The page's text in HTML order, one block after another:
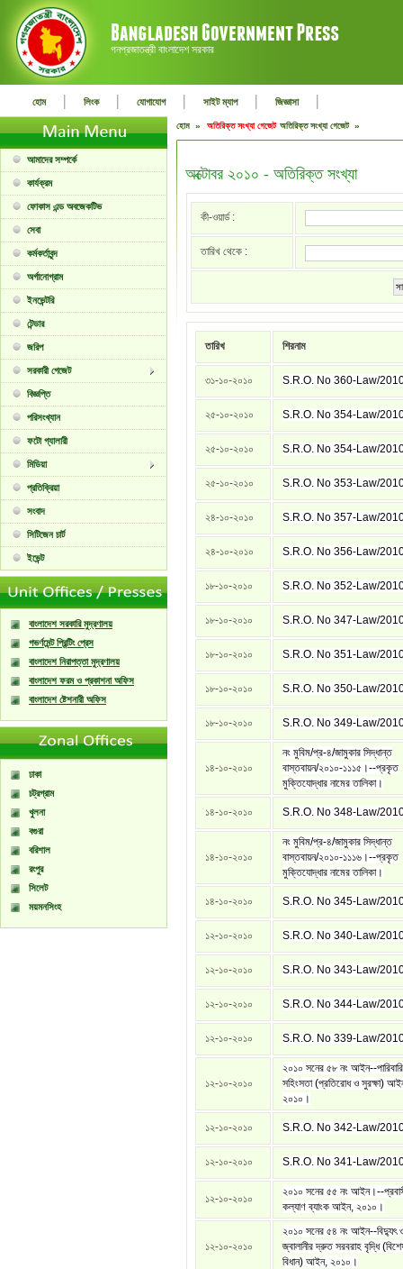
গনপ্রজাতন্ত্রী বাংলাদেশ সরকার
হোম | লিংক | যোগাযোগ | সাইট ম্যাপ | জিজ্ঞাসা |
আমাদের সম্পর্কে
কার্যক্রম
ফোকাস এন্ড অবজেকটিভ
সেবা
কর্মকর্তাবৃন্দ
অর্গানোগ্রাম
ইনভেন্টরি
টেন্ডার
জরিপ
সরকারী গেজেট
বিজ্ঞপ্তি
পরিসংখ্যান
ফটো গ্যালারী
মিডিয়া
প্রতিক্রিয়া
সংবাদ
সিটিজেন চার্ট
ইভেন্ট
বাংলাদেশ সরকারি মুদ্রণালয়
গভর্ণমেন্ট প্রিন্টিং প্রেস
বাংলাদেশ নিরাপত্তা মুদ্রণালয়
বাংলাদেশ ফরম ও প্রকাশনা অফিস
বাংলাদেশ ষ্টেশনারী অফিস
ঢাকা
চট্রগ্রাম
খুলনা
বগুরা
বরিশাল
রংপুর
সিলেট
ময়মনসিংহ
হোম » অতিরিক্ত সংখ্যা গেজেট অতিরিক্ত সংখ্যা গেজেট »
অক্টোবর ২০১০ - অতিরিক্ত সংখ্যা
কী-ওয়ার্ড :
তারিখ থেকে :
তারিখ শিরনাম
৩১-১০-২০১০ S.R.O. No 360-Law/
২৫-১০-২০১০ S.R.O. No 354-Law/
২৫-১০-২০১০ S.R.O. No 354-Law/
২৫-১০-২০১০ S.R.O. No 353-Law/
২৪-১০-২০১০ S.R.O. No 357-Law/
২৪-১০-২০১০ S.R.O. No 356-Law/
১৮-১০-২০১০ S.R.O. No 352-Law/
১৮-১০-২০১০ S.R.O. No 347-Law/
১৮-১০-২০১০ S.R.O. No 351-Law/
১৮-১০-২০১০ S.R.O. No 350-Law/
১৮-১০-২০১০ S.R.O. No 349-Law/
১৪-১০-২০১০
নং মুবিম/প্র-৪/জামুকার সিদ্ধান্ত
বাস্তবায়ন/২০১০-১১১৫।--প্রকৃত
মুক্তিযোদ্ধার নামের তালিকা।
১৪-১০-২০১০ S.R.O. No 348-Law/
১৪-১০-২০১০
নং মুবিম/প্র-৪/জামুকার সিদ্ধান্ত
বাস্তবায়ন/২০১০-১১১৬।--প্রকৃত
মুক্তিযোদ্ধার নামের তালিকা।
১৪-১০-২০১০ S.R.O. No 345-Law/
১২-১০-২০১০ S.R.O. No 340-Law/
১২-১০-২০১০ S.R.O. No 343-Law/
১২-১০-২০১০ S.R.O. No 344-Law/
১২-১০-২০১০ S.R.O. No 339-Law/
১২-১০-২০১০
২০১০ সনের ৫৮ নং আইন--
সহিংসতা (প্রতিরোধ ও সুরক্ষা)
২০১০।
১২-১০-২০১০ S.R.O. No 342-Law/
১২-১০-২০১০ S.R.O. No 341-Law/
১২-১০-২০১০
২০১০ সনের ৫৫ নং আইন।--
কল্যাণ ব্যাংক আইন, ২০১০।
১২-১০-২০১০
২০১০ সনের ৫৪ নং আইন--বিদ্যুৎ
জ্বালানীর দ্রুত সরবরাহ বৃদ্ধি
বিধান) আইন, ২০১০।